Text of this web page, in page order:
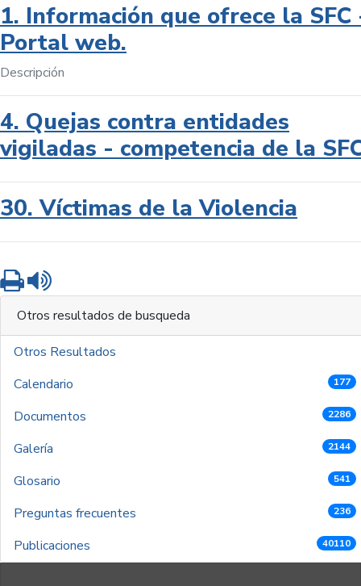
1. Información que ofrece la SFC
Portal web.
Descripción
4. Quejas contra entidades
vigiladas - competencia de la
30. Víctimas de la Violencia
Imprimir
Otros resultados de busqueda
Otros Resultados
Calendario
177
Documentos 2286
Galería 2144
Glosario 541
Preguntas frecuentes 236
Publicaciones 40110